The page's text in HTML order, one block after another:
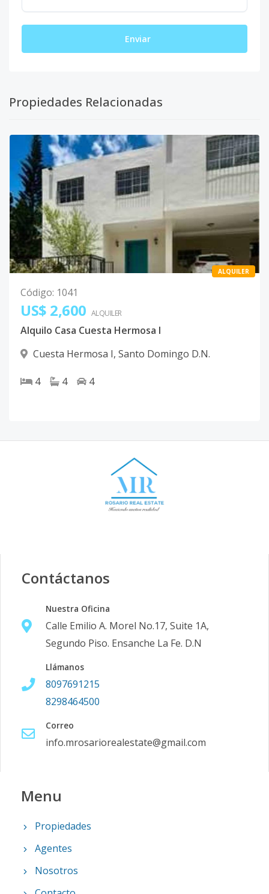
Enviar
Propiedades Relacionadas
ALQUILER
Código: 1041
US$ 2,600 ALQUILER
Alquilo Casa Cuesta Hermosa I
Cuesta Hermosa I, Santo Domingo D.N.
4 4 4
Contáctanos
Nuestra Oficina
Calle Emilio A. Morel No.17, Suite 1A,
Segundo Piso. Ensanche La Fe. D.N
Llámanos
8097691215
8298464500
Correo
info.mrosariorealestate@gmail.com
Menu
Propiedades
Agentes
Nosotros